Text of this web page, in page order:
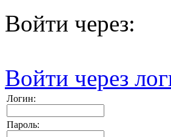
Войти через:
Войти через
Логин:
Пароль: